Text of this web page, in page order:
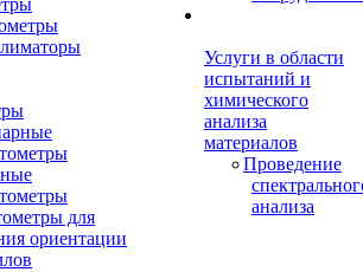
для
ориентации
Услуги в области
испытаний и
химического
анализа
материалов
Проведение
анализа